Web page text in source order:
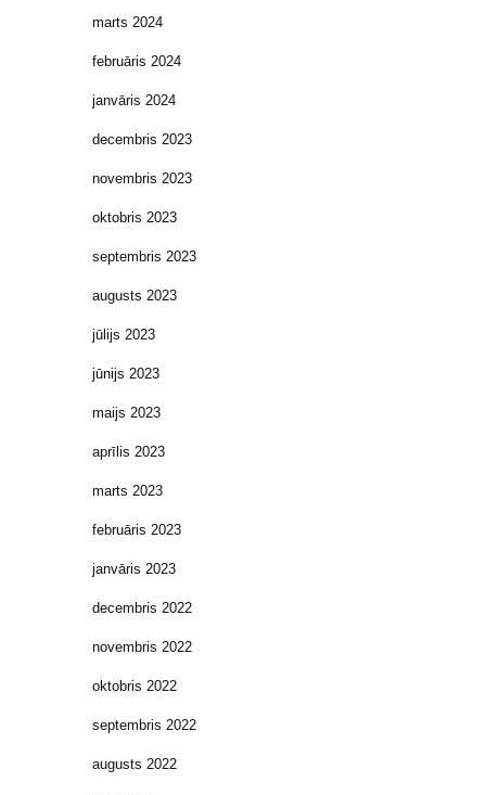
marts 2024
februāris 2024
janvāris 2024
decembris 2023
novembris 2023
oktobris 2023
septembris 2023
augusts 2023
jūlijs 2023
jūnijs 2023
maijs 2023
aprīlis 2023
marts 2023
februāris 2023
janvāris 2023
decembris 2022
novembris 2022
oktobris 2022
septembris 2022
augusts 2022